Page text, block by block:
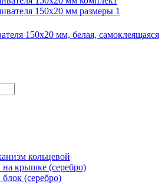
150х20 мм, белая, самоклеящаяся